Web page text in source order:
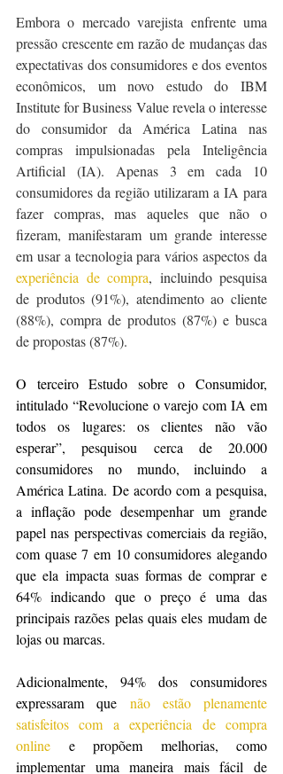
Embora o mercado varejista enfrente uma
pressão crescente em razão de mudanças das
expectativas dos consumidores e dos eventos
econômicos, um novo estudo do IBM
Institute for Business Value revela o interesse
do consumidor da América Latina nas
compras impulsionadas pela Inteligência
Artificial (IA). Apenas 3 em cada 10
consumidores da região utilizaram a IA para
fazer compras, mas aqueles que não o
fizeram, manifestaram um grande interesse
experiência de compra, incluindo pesquisa
de produtos (91%), atendimento ao cliente
(88%), compra de produtos (87%) e busca
de propostas (87%).
O terceiro Estudo sobre o Consumidor,
intitulado “Revolucione o varejo com IA em
todos os lugares: os clientes não vão
esperar”, pesquisou cerca de 20.000
consumidores no mundo, incluindo a
América Latina. De acordo com a pesquisa,
a inflação pode desempenhar um grande
papel nas perspectivas comerciais da região,
com quase 7 em 10 consumidores alegando
que ela impacta suas formas de comprar e
64% indicando que o preço é uma das
principais razões pelas quais eles mudam de
lojas ou marcas.
Adicionalmente, 94% dos consumidores
expressaram que não estão plenamente
satisfeitos com a experiência de compra
online e propõem melhorias, como
implementar uma maneira mais fácil de